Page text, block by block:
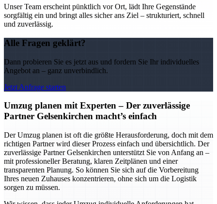
Unser Team erscheint pünktlich vor Ort, lädt Ihre Gegenstände
sorgfältig ein und bringt alles sicher ans Ziel – strukturiert, schnell
und zuverlässig.
Alle Fragen geklärt?
Dann probieren Sie es jetzt aus und fordern Sie Ihr individuelles
Angebot an – ganz unverbindlich.
Jetzt Anfrage starten
Umzug planen mit Experten – Der zuverlässige
Partner Gelsenkirchen macht’s einfach
Der Umzug planen ist oft die größte Herausforderung, doch mit dem
richtigen Partner wird dieser Prozess einfach und übersichtlich. Der
zuverlässige Partner Gelsenkirchen unterstützt Sie von Anfang an –
mit professioneller Beratung, klaren Zeitplänen und einer
transparenten Planung. So können Sie sich auf die Vorbereitung
Ihres neuen Zuhauses konzentrieren, ohne sich um die Logistik
sorgen zu müssen.